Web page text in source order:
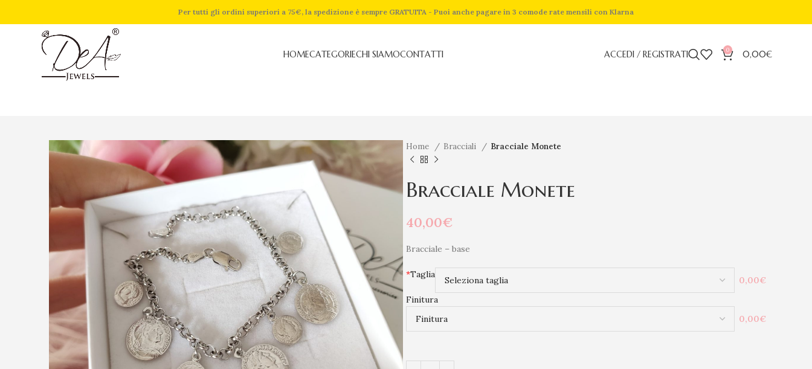
Per tutti gli ordini superiori a 75€, la spedizione è sempre GRATUITA - Puoi anche pagare in 3 comode rate mensili con Klarna
HOMECATEGORIECHI SIAMOCONTATTI ACCEDI / REGISTRATI 0 0,00€
Home Bracciali Bracciale Monete
Bracciale Monete
40,00€
Bracciale – base
*Taglia
0,00€
Finitura
0,00€